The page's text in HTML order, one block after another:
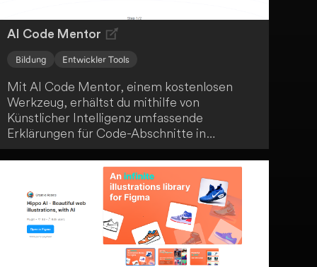
AI Code Mentor
Bildung Entwickler Tools
Mit AI Code Mentor, einem kostenlosen
Werkzeug, erhältst du mithilfe von
Künstlicher Intelligenz umfassende
Erklärungen für Code-Abschnitte in
verschiedenen Programmiersprachen. Dabei
kannst du zwischen verschiedenen
Erklärungsstilen wählen. Das Tool eignet sich
besonders für Anfänger und hilft dir beim
Verständnis von Programmierlogik, der
Verbesserung deiner Codierfähigkeiten, dem
Erlernen neuer Sprachen und dem
Debugging von Code.